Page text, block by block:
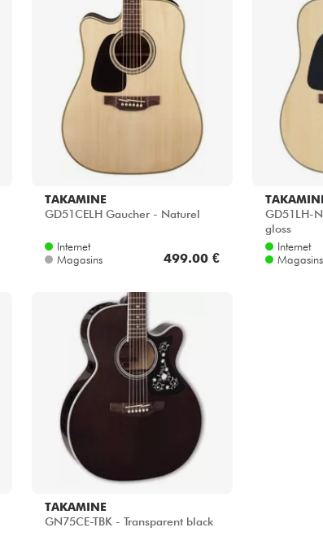
TAKAMINE
GD51CELH Gaucher - Naturel
Internet
Magasins
499.00 €
GD51LH-
gloss
Internet
Magasins
TAKAMINE
GN75CE-TBK - Transparent black